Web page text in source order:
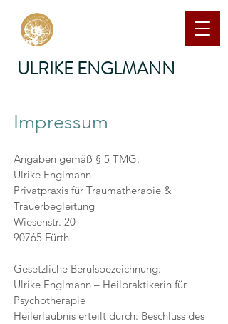
ULRIKE ENGLMANN
Impressum
Angaben gemäß § 5 TMG:
Ulrike Englmann
Privatpraxis für Traumatherapie &
Trauerbegleitung
Wiesenstr. 20
90765 Fürth
Gesetzliche Berufsbezeichnung:
Ulrike Englmann – Heilpraktikerin für
Psychotherapie
Heilerlaubnis erteilt durch: Beschluss des